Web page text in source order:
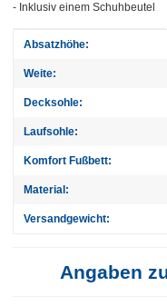
- Inklusiv einem Schuhbeutel
Produkteigenschaft
Wert
Absatzhöhe:
Weite:
Decksohle:
Laufsohle:
Komfort Fußbett:
Material:
Versandgewicht:
Angaben